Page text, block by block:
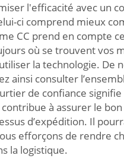
l'efficacité avec un
ci comprend mieux
CC prend en compte
où se trouvent vos
la technologie.
ainsi consulter
de confiance
à assurer le
d’expédition. Il
efforçons de rendre
la logistique.